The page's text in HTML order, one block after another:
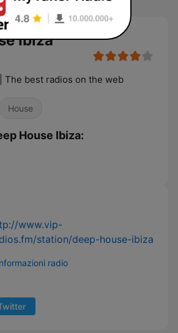
Ibiza
The best radios on the web
House
House Ibiza:
www.vip-
station/deep-house-ibiza
radio